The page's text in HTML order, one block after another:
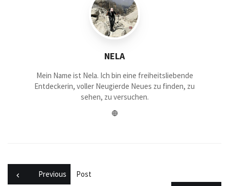
NELA
Mein Name ist Nela. Ich bin eine freiheitsliebende
Entdeckerin, voller Neugierde Neues zu finden, zu
sehen, zu versuchen.
Previous
Post